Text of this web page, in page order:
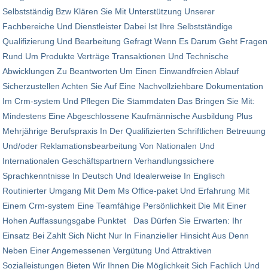
Selbstständig Bzw Klären Sie Mit Unterstützung Unserer
Fachbereiche Und Dienstleister Dabei Ist Ihre Selbstständige
Qualifizierung Und Bearbeitung Gefragt Wenn Es Darum Geht Fragen
Rund Um Produkte Verträge Transaktionen Und Technische
Abwicklungen Zu Beantworten Um Einen Einwandfreien Ablauf
Sicherzustellen Achten Sie Auf Eine Nachvollziehbare Dokumentation
Im Crm-system Und Pflegen Die Stammdaten Das Bringen Sie Mit:
Mindestens Eine Abgeschlossene Kaufmännische Ausbildung Plus
Mehrjährige Berufspraxis In Der Qualifizierten Schriftlichen Betreuung
Und/oder Reklamationsbearbeitung Von Nationalen Und
Internationalen Geschäftspartnern Verhandlungssichere
Sprachkenntnisse In Deutsch Und Idealerweise In Englisch
Routinierter Umgang Mit Dem Ms Office-paket Und Erfahrung Mit
Einem Crm-system Eine Teamfähige Persönlichkeit Die Mit Einer
Hohen Auffassungsgabe Punktet Das Dürfen Sie Erwarten: Ihr
Einsatz Bei Zahlt Sich Nicht Nur In Finanzieller Hinsicht Aus Denn
Neben Einer Angemessenen Vergütung Und Attraktiven
Sozialleistungen Bieten Wir Ihnen Die Möglichkeit Sich Fachlich Und